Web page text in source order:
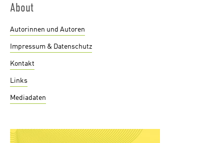
About
Autorinnen und Autoren
Impressum & Datenschutz
Kontakt
Links
Mediadaten